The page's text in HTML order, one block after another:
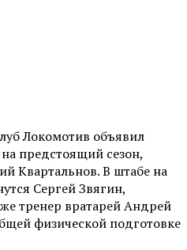
Локомотив объявил
предстоящий сезон,
Квартальнов. В штабе на
Сергей Звягин,
тренер вратарей Андрей
физической подготовке